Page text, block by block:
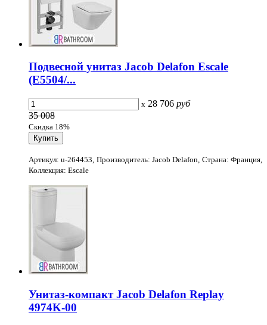
Подвесной унитаз Jacob Delafon Escale
(E5504/...
x 28 706 руб
35 008
Скидка 18%
Артикул: u-264453, Производитель: Jacob Delafon, Страна: Франция,
Коллекция: Escale
Унитаз-компакт Jacob Delafon Replay
4974K-00